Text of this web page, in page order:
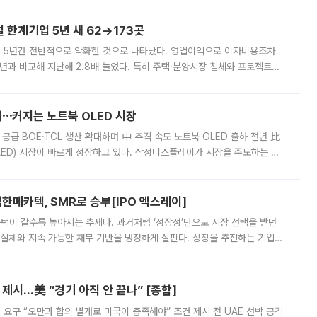
한계기업 5년 새 62→173곳
년간 전반적으로 악화한 것으로 나타났다. 영업이익으로 이자비용조차
과 비교해 지난해 2.8배 늘었다. 특히 주택·분양시장 침체와 프로젝트파
⋯커지는 노트북 OLED 시장
급 BOE·TCL 생산 확대하며 中 추격 속도 노트북 OLED 출하 전년 比
시장이 빠르게 성장하고 있다. 삼성디스플레이가 시장을 주도하는 가
메카텍, SMR로 승부[IPO 엑스레이]
갈수록 높아지는 추세다. 과거처럼 ‘성장성’만으로 시장 선택을 받던
체와 지속 가능한 재무 기반을 냉정하게 살핀다. 상장을 추진하는 기업들
제시…美 “경기 아직 안 끝나” [종합]
구 “오만과 합의 별개로 미국이 충족해야” 조건 제시 전 UAE 선박 공격